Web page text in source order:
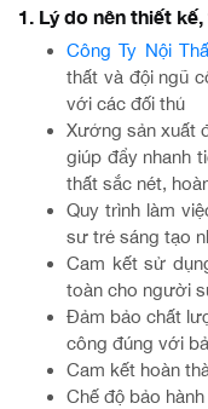
1. Lý do nên thiết
Công Ty Nội
thất và đội ngũ
với các đối thủ
Xưởng sản xuất
giúp đẩy nhanh
thất sắc nét,
Quy trình làm
sư trẻ sáng tạo
Cam kết sử
toàn cho người
Đảm bảo chất
công đúng với
Cam kết hoàn
Chế độ bảo